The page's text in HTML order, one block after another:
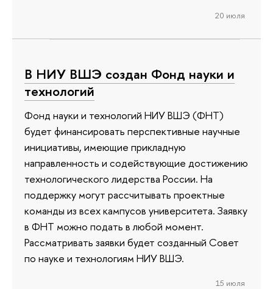
20 июля
В НИУ ВШЭ создан Фонд науки и
технологий
Фонд науки и технологий НИУ ВШЭ (ФНТ)
будет финансировать перспективные научные
инициативы, имеющие прикладную
направленность и содействующие достижению
технологического лидерства России. На
поддержку могут рассчитывать проектные
команды из всех кампусов университета. Заявку
в ФНТ можно подать в любой момент.
Рассматривать заявки будет созданный Совет
по науке и технологиям НИУ ВШЭ.
15 июля